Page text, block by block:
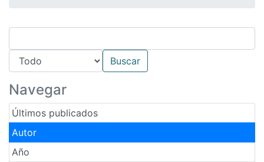
Navegar
Últimos publicados
Autor
Año